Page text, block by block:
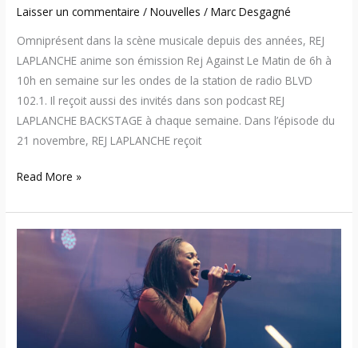
Laisser un commentaire /Nouvelles /Marc Desgagné
Omniprésent dans la scène musicale depuis des années, REJ
LAPLANCHE anime son émission Rej Against Le Matin de 6h à
10h en semaine sur les ondes de la station de radio BLVD
102.1. Il reçoit aussi des invités dans son podcast REJ
LAPLANCHE BACKSTAGE à chaque semaine. Dans l’épisode du
21 novembre, REJ LAPLANCHE reçoit
Read More »
Ad
nouveau